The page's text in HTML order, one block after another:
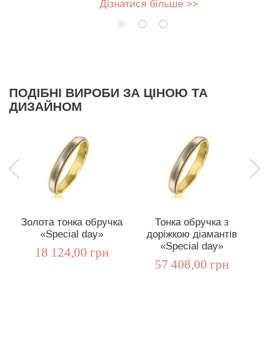
Дізнатися більше >>
ПОДІБНІ ВИРОБИ ЗА ЦІНОЮ ТА
ДИЗАЙНОМ
Золота тонка обручка
«Special day»
18 124,00 грн
Тонка обручка з
доріжкою діамантів
«Special day»
57 408,00 грн